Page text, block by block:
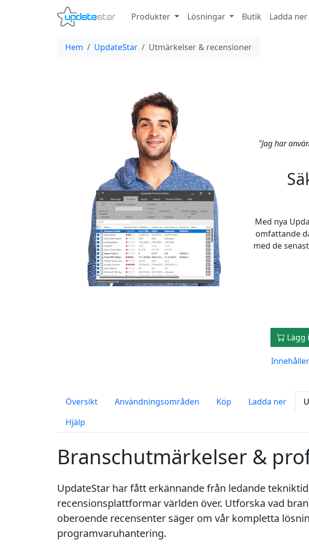
Produkter Lösningar Butik Ladda ner
Hem UpdateStar Utmärkelser & recensioner
"Jag har
Med nya
omfattande
med de
Lägg
Innehåller
Översikt Användningsområden Köp Ladda ner
Hjälp
Branschutmärkelser &
UpdateStar har fått erkännande från ledande
recensionsplattformar världen över. Utforska vad
oberoende recensenter säger om vår kompletta
programvaruhantering.